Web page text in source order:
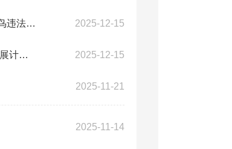
四川高院与省检察院、公安厅、司法厅、省林草局联合发布《依法惩治涉鸟违法犯罪... 2025-12-15
攀枝花市森林草原防灭火指挥部办公室 关于全市进入森林草原防火期及开展计划烧... 2025-12-15
2025-11-21
2025-11-14